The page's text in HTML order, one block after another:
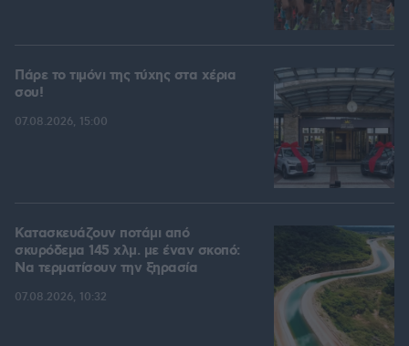
Πάρε το τιμόνι της τύχης στα χέρια
σου!
07.08.2026, 15:00
Κατασκευάζουν ποτάμι από
σκυρόδεμα 145 χλμ. με έναν σκοπό:
Να τερματίσουν την ξηρασία
07.08.2026, 10:32